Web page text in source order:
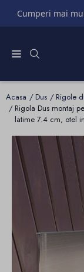
Cumperi mai
Acasa Dus
Rigole
Rigola Dus montaj
latime 7.4 cm, otel